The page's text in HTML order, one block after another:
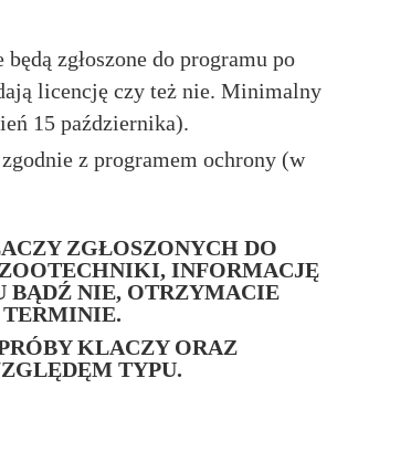
zgłoszone do programu po
licencję czy też nie. Minimalny
15 października).
z programem ochrony (w
ZGŁOSZONYCH DO
INFORMACJĘ
BĄDŹ NIE, OTRZYMACIE
TERMINIE.
KLACZY ORAZ
TYPU.